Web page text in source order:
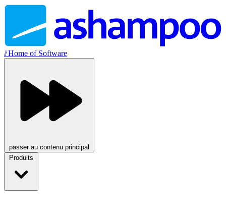
//Home of Software
passer au contenu principal
Produits